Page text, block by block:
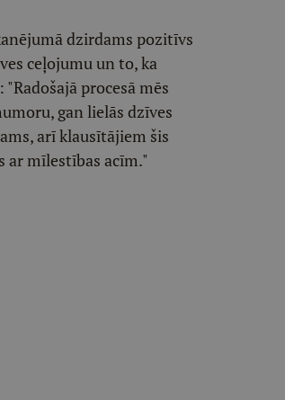
dzirdams pozitīvs
ceļojumu un to, ka
procesā mēs
gan lielās dzīves
arī klausītājiem šis
ar mīlestības acīm."